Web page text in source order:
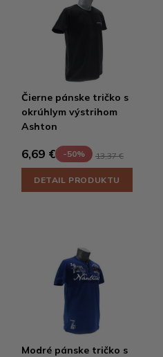
Čierne pánske tričko s
okrúhlym výstrihom
Ashton
6,69 € -50% 13,37 €
DETAIL PRODUKTU
Modré pánske tričko s